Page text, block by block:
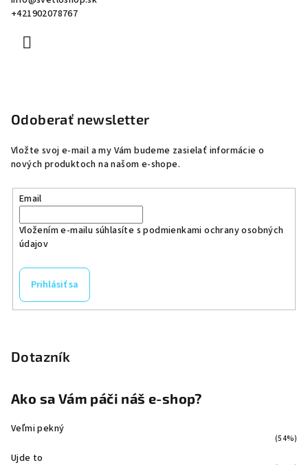
+421902078767
Odoberať newsletter
Vložte svoj e-mail a my Vám budeme zasielať informácie o
nových produktoch na našom e-shope.
Email
Vložením e-mailu súhlasíte spodmienkami ochrany osobných
údajov
Prihlásiť sa
Dotazník
Ako sa Vám páči náš e-shop?
Veľmi pekný
(54%)
Ujde to